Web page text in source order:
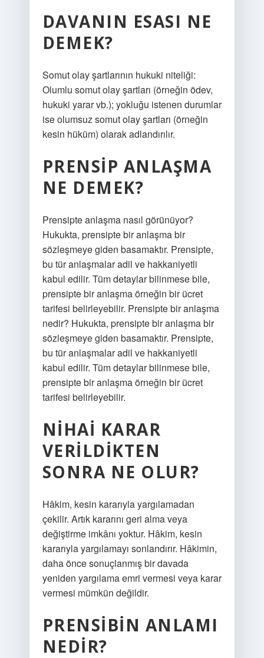
DAVANIN ESASI NE
DEMEK?
Somut olay şartlarının hukuki niteliği:
Olumlu somut olay şartları (örneğin ödev,
hukuki yarar vb.); yokluğu istenen durumlar
ise olumsuz somut olay şartları (örneğin
kesin hüküm) olarak adlandırılır.
PRENSIP ANLAŞMA
NE DEMEK?
Prensipte anlaşma nasıl görünüyor?
Hukukta, prensipte bir anlaşma bir
sözleşmeye giden basamaktır. Prensipte,
bu tür anlaşmalar adil ve hakkaniyetli
kabul edilir. Tüm detaylar bilinmese bile,
prensipte bir anlaşma örneğin bir ücret
tarifesi belirleyebilir. Prensipte bir anlaşma
nedir? Hukukta, prensipte bir anlaşma bir
sözleşmeye giden basamaktır. Prensipte,
bu tür anlaşmalar adil ve hakkaniyetli
kabul edilir. Tüm detaylar bilinmese bile,
prensipte bir anlaşma örneğin bir ücret
tarifesi belirleyebilir.
NIHAI KARAR
VERILDIKTEN
SONRA NE OLUR?
Hâkim, kesin kararıyla yargılamadan
çekilir. Artık kararını geri alma veya
değiştirme imkânı yoktur. Hâkim, kesin
kararıyla yargılamayı sonlandırır. Hâkimin,
daha önce sonuçlanmış bir davada
yeniden yargılama emri vermesi veya karar
vermesi mümkün değildir.
PRENSIBIN ANLAMI
NEDIR?